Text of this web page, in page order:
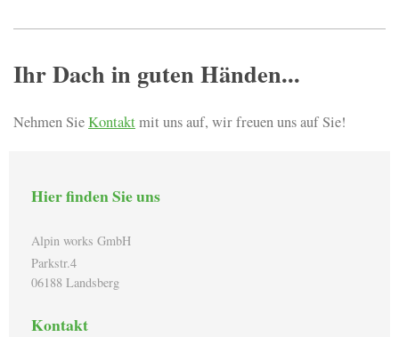
Ihr Dach in guten Händen...
Nehmen SieKontaktmit uns auf, wir freuen uns auf Sie!
Hier finden Sie uns
Alpin works GmbH
Parkstr.4
06188 Landsberg
Kontakt